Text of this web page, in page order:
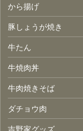
から揚げ
豚しょうが焼き
牛たん
牛焼肉丼
牛肉焼きそば
ダチョウ肉